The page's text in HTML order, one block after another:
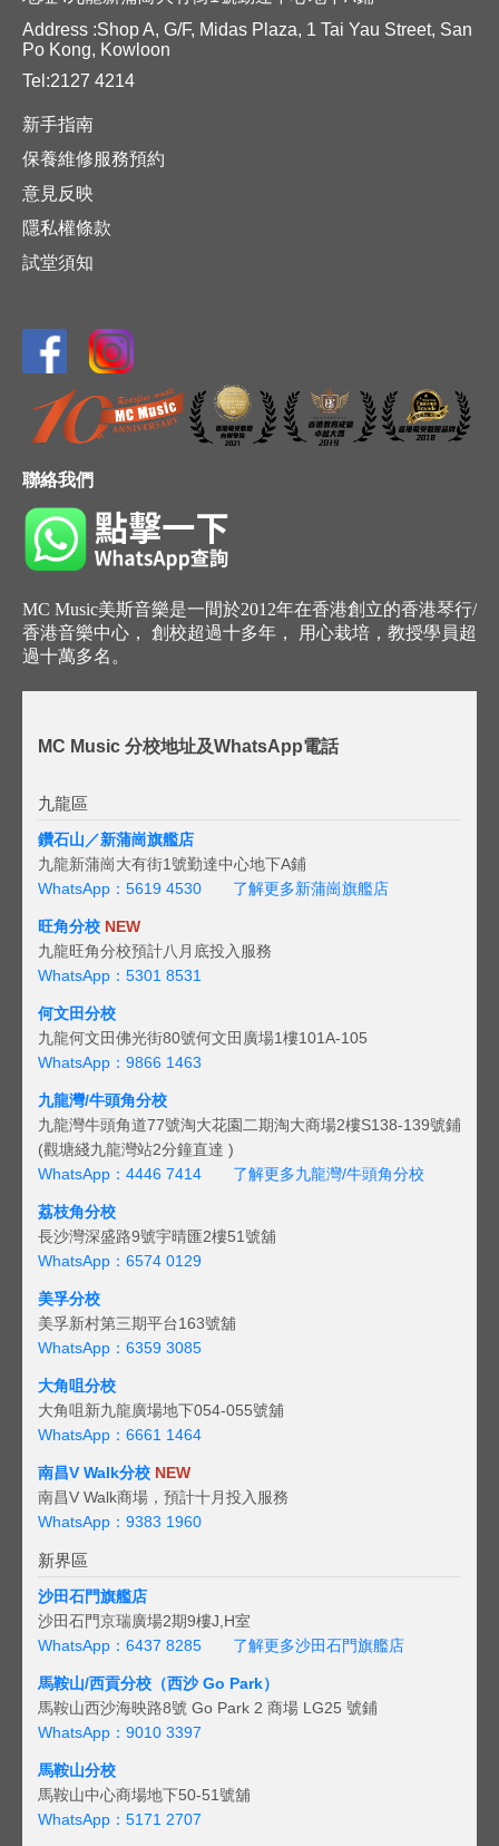
Address :Shop A, G/F, Midas Plaza, 1 Tai Yau Street, San
Po Kong, Kowloon
Tel:2127 4214
新手指南
保養維修服務預約
意見反映
隱私權條款
試堂須知
聯絡我們
MC Music美斯音樂是一間於2012年在香港創立的香港琴行/
香港音樂中心， 創校超過十多年， 用心栽培，教授學員超
過十萬多名。
MC Music 分校地址及WhatsApp電話
九龍區
鑽石山／新蒲崗旗艦店
九龍新蒲崗大有街1號勤達中心地下A鋪
WhatsApp：5619 4530
了解更多新蒲崗旗艦店
旺角分校 NEW
九龍旺角分校預計八月底投入服務
WhatsApp：5301 8531
何文田分校
九龍何文田佛光街80號何文田廣場1樓101A-105
WhatsApp：9866 1463
九龍灣/牛頭角分校
九龍灣牛頭角道77號淘大花園二期淘大商場2樓S138-139號鋪
(觀塘綫九龍灣站2分鐘直達 )
WhatsApp：4446 7414
了解更多九龍灣/牛頭角分校
荔枝角分校
長沙灣深盛路9號宇晴匯2樓51號舖
WhatsApp：6574 0129
美孚分校
美孚新村第三期平台163號舖
WhatsApp：6359 3085
大角咀分校
大角咀新九龍廣場地下054-055號舖
WhatsApp：6661 1464
南昌V Walk分校 NEW
南昌V Walk商場，預計十月投入服務
WhatsApp：9383 1960
新界區
沙田石門旗艦店
沙田石門京瑞廣場2期9樓J,H室
WhatsApp：6437 8285
了解更多沙田石門旗艦店
馬鞍山/西貢分校（西沙 Go Park）
馬鞍山西沙海映路8號 Go Park 2 商場 LG25 號鋪
WhatsApp：9010 3397
馬鞍山分校
馬鞍山中心商場地下50-51號舖
WhatsApp：5171 2707